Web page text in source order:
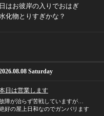
はお彼岸の入りでおはぎ
化物とりすぎかな？
Saturday
日は営業します
障が治らず苦戦していますが…
好の屋上日和なのでガンバリます